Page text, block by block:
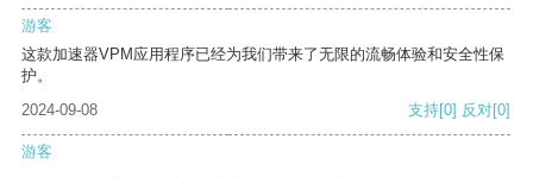
游客
这款加速器VPM应用程序已经为我们带来了无限的流畅体验和安全性保
护。
2024-09-08
支持[0] 反对[0]
游客